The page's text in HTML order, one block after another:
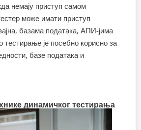
немају приступ самом
може имати приступ
базама података, АПИ-јима
је посебно корисно за
базе података и
динамичког тестирања